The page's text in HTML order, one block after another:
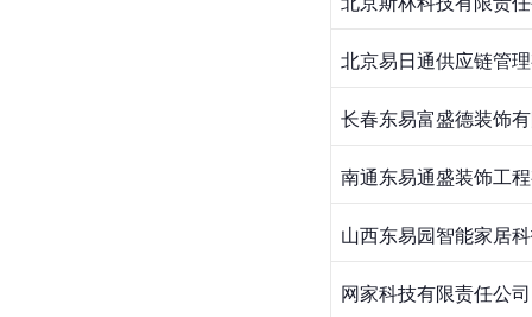
北京易日通供应链管
长春东易富盛德装饰
南通东易通盛装饰工
山西东易园智能家居
网家科技有限责任公司